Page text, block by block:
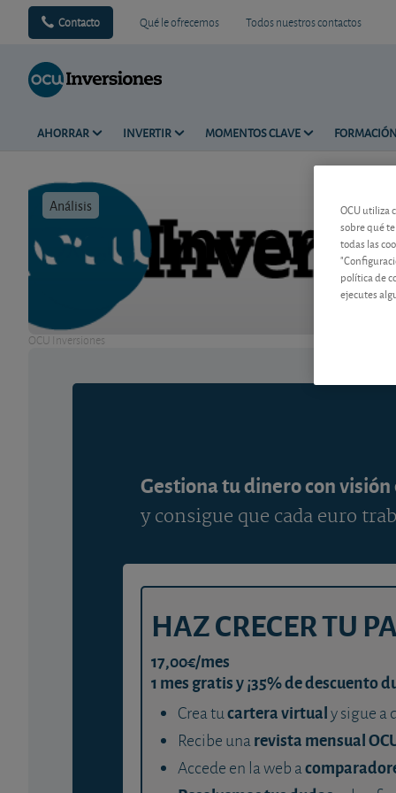
Contacto Qué le ofrecemos Todos nuestros contactos
AHORRAR INVERTIR MOMENTOS CLAVE
Análisis Tiempo
OCU Inversiones
Gestiona tu dinero con
y consigue que cada euro
HAZ CRECER TU
17,00€/mes
1 mes gratis y ¡35% de descuento
Crea tucartera virtualy sigue a
Recibe unarevista mensual
Accede en la web a
OCU utiliza
sobre qué
todas las
política de
ejecutes